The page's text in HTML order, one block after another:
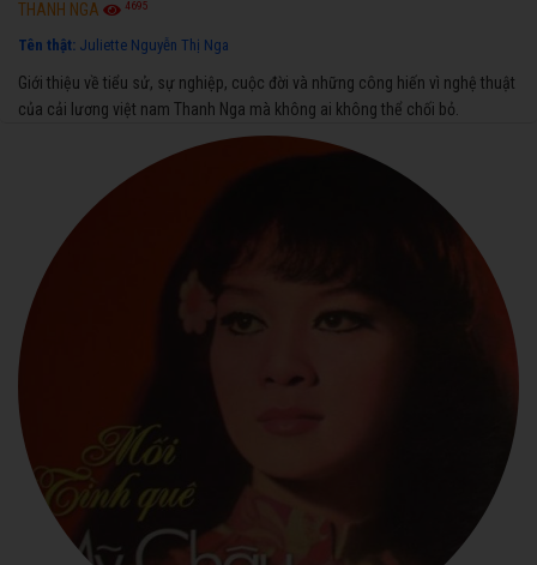
THANH NGA 4695
Tên thật: Juliette Nguyễn Thị Nga
Giới thiệu về tiểu sử, sự nghiệp, cuộc đời và những công hiến vì nghệ thuật
của cải lương việt nam Thanh Nga mà không ai không thể chối bỏ.